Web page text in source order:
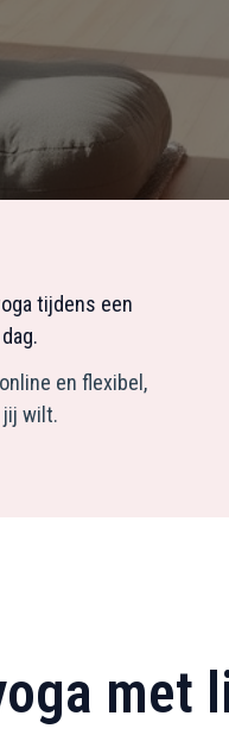
tijdens een
en flexibel,
jij wilt.
met